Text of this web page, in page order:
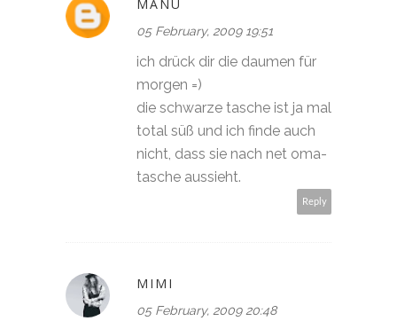
MANU
05 February, 2009 19:51
ich drück dir die daumen für
morgen =)
die schwarze tasche ist ja mal
total süß und ich finde auch
nicht, dass sie nach net oma-
tasche aussieht.
Reply
MIMI
05 February, 2009 20:48